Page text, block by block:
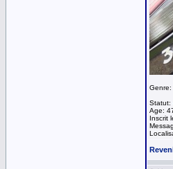
Genre:
Statut:
Age:
Inscrit